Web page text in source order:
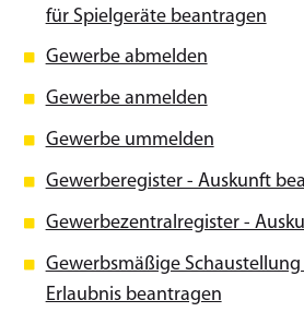
für Spielgeräte beantragen
Gewerbe abmelden
Gewerbe anmelden
Gewerbe ummelden
Gewerberegister - Auskunft
Gewerbezentralregister -
Gewerbsmäßige
Erlaubnis beantragen